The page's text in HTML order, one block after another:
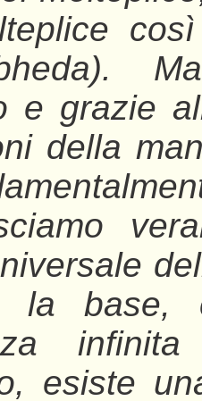
e grazie
della
la base,
esiste